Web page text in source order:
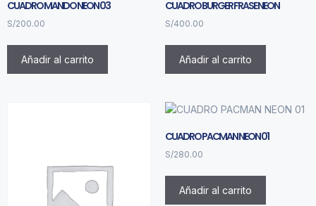
CUADRO MANDO NEON 03
S/200.00
Añadir al carrito
CUADRO BURGER FRASE NEON
S/400.00
Añadir al carrito
CUADRO PACMAN NEON 01
S/280.00
Añadir al carrito